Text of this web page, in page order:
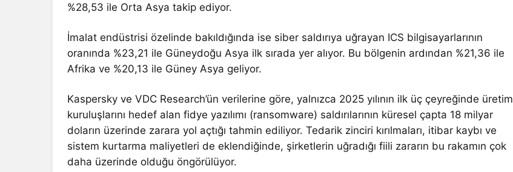
%28,53 ile Orta Asya takip ediyor.
İmalat endüstrisi özelinde bakıldığında ise siber saldırıya uğrayan ICS bilgisayarlarının
oranında %23,21 ile Güneydoğu Asya ilk sırada yer alıyor. Bu bölgenin ardından %21,36 ile
Afrika ve %20,13 ile Güney Asya geliyor.
Kaspersky ve VDC Research’ün verilerine göre, yalnızca 2025 yılının ilk üç çeyreğinde üretim
kuruluşlarını hedef alan fidye yazılımı (ransomware) saldırılarının küresel çapta 18 milyar
doların üzerinde zarara yol açtığı tahmin ediliyor. Tedarik zinciri kırılmaları, itibar kaybı ve
sistem kurtarma maliyetleri de eklendiğinde, şirketlerin uğradığı fiili zararın bu rakamın çok
daha üzerinde olduğu öngörülüyor.